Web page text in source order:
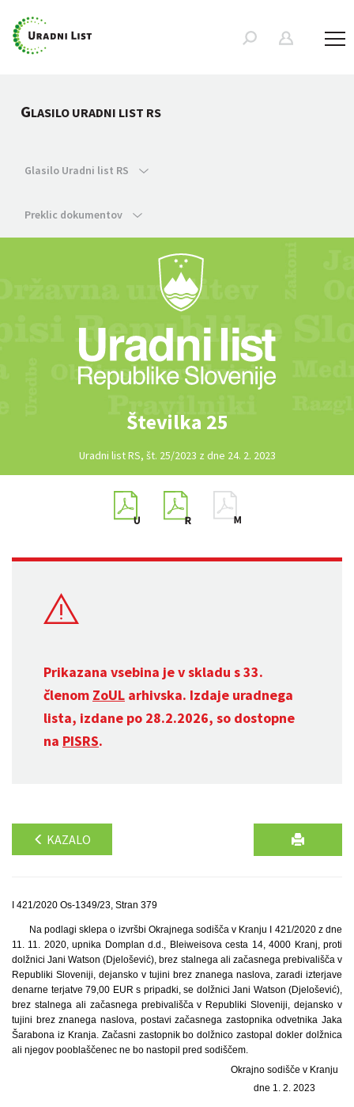
GLASILO URADNI LIST RS
Glasilo Uradni list RS
Preklic dokumentov
Številka 25
Uradni list RS, št. 25/2023 z dne 24. 2. 2023
Prikazana vsebina je v skladu s 33.
členom ZoUL arhivska. Izdaje uradnega
lista, izdane po 28.2.2026, so dostopne
na PISRS.
KAZALO
I 421/2020 Os-1349/23, Stran 379
Na podlagi sklepa o izvršbi Okrajnega sodišča v Kranju I 421/2020 z dne
11. 11. 2020, upnika Domplan d.d., Bleiweisova cesta 14, 4000 Kranj, proti
dolžnici Jani Watson (Djelošević), brez stalnega ali začasnega prebivališča v
Republiki Sloveniji, dejansko v tujini brez znanega naslova, zaradi izterjave
denarne terjatve 79,00 EUR s pripadki, se dolžnici Jani Watson (Djelošević),
brez stalnega ali začasnega prebivališča v Republiki Sloveniji, dejansko v
tujini brez znanega naslova, postavi začasnega zastopnika odvetnika Jaka
Šarabona iz Kranja. Začasni zastopnik bo dolžnico zastopal dokler dolžnica
ali njegov pooblaščenec ne bo nastopil pred sodiščem.
Okrajno sodišče v Kranju
dne 1. 2. 2023